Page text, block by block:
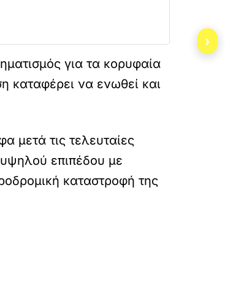
για τα κορυφαία
καταφέρει να ενωθεί και
μετά τις τελευταίες
επιπέδου με
καταστροφή της
fthinoporo-sti-nea-dimokratia/
›